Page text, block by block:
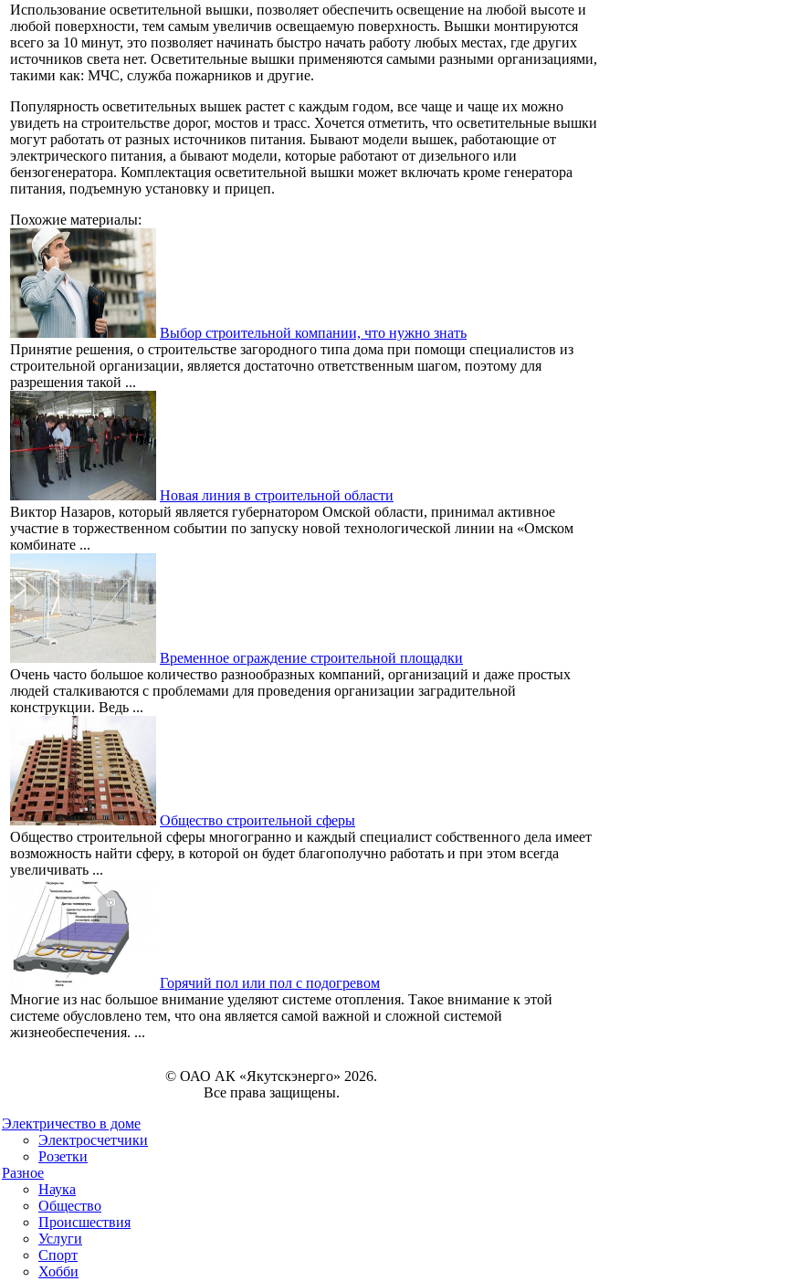
Использование осветительной вышки, позволяет обеспечить освещение на любой высоте и
любой поверхности, тем самым увеличив освещаемую поверхность. Вышки монтируются
всего за 10 минут, это позволяет начинать быстро начать работу любых местах, где других
источников света нет. Осветительные вышки применяются самыми разными организациями,
такими как: МЧС, служба пожарников и другие.
Популярность осветительных вышек растет с каждым годом, все чаще и чаще их можно
увидеть на строительстве дорог, мостов и трасс. Хочется отметить, что осветительные вышки
могут работать от разных источников питания. Бывают модели вышек, работающие от
электрического питания, а бывают модели, которые работают от дизельного или
бензогенератора. Комплектация осветительной вышки может включать кроме генератора
питания, подъемную установку и прицеп.
Похожие материалы:
Выбор строительной компании, что нужно знать
Принятие решения, о строительстве загородного типа дома при помощи специалистов из
строительной организации, является достаточно ответственным шагом, поэтому для
разрешения такой ...
Новая линия в строительной области
Виктор Назаров, который является губернатором Омской области, принимал активное
участие в торжественном событии по запуску новой технологической линии на «Омском
комбинате ...
Временное ограждение строительной площадки
Очень часто большое количество разнообразных компаний, организаций и даже простых
людей сталкиваются с проблемами для проведения организации заградительной
конструкции. Ведь ...
Общество строительной сферы
Общество строительной сферы многогранно и каждый специалист собственного дела имеет
возможность найти сферу, в которой он будет благополучно работать и при этом всегда
увеличивать ...
Горячий пол или пол с подогревом
Многие из нас большое внимание уделяют системе отопления. Такое внимание к этой
системе обусловлено тем, что она является самой важной и сложной системой
жизнеобеспечения. ...
© ОАО АК «Якутскэнерго» 2026.
Все права защищены.
Электричество в доме
Электросчетчики
Розетки
Разное
Наука
Общество
Происшествия
Услуги
Спорт
Хобби